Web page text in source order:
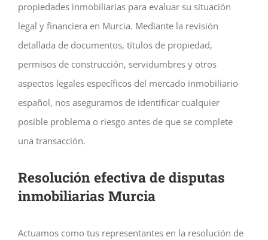
propiedades inmobiliarias para evaluar su situación
legal y financiera en Murcia. Mediante la revisión
detallada de documentos, títulos de propiedad,
permisos de construcción, servidumbres y otros
aspectos legales específicos del mercado inmobiliario
español, nos aseguramos de identificar cualquier
posible problema o riesgo antes de que se complete
una transacción.
Resolución efectiva de disputas
inmobiliarias Murcia
Actuamos como tus representantes en la resolución de